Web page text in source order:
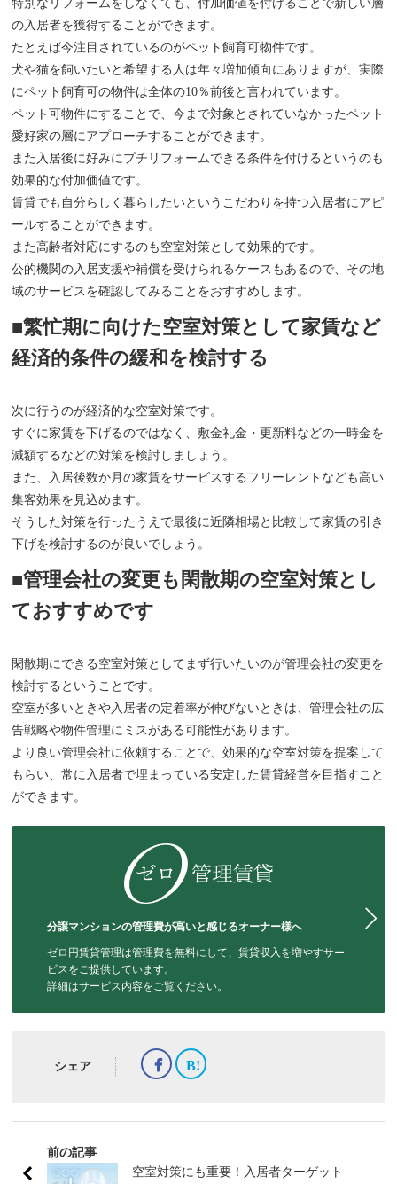
特別なリフォームをしなくても、付加価値を付けることで新しい層
の入居者を獲得することができます。
たとえば今注目されているのがペット飼育可物件です。
犬や猫を飼いたいと希望する人は年々増加傾向にありますが、実際
にペット飼育可の物件は全体の10％前後と言われています。
ペット可物件にすることで、今まで対象とされていなかったペット
愛好家の層にアプローチすることができます。
また入居後に好みにプチリフォームできる条件を付けるというのも
効果的な付加価値です。
賃貸でも自分らしく暮らしたいというこだわりを持つ入居者にアピ
ールすることができます。
また高齢者対応にするのも空室対策として効果的です。
公的機関の入居支援や補償を受けられるケースもあるので、その地
域のサービスを確認してみることをおすすめします。
■繁忙期に向けた空室対策として家賃など
経済的条件の緩和を検討する
次に行うのが経済的な空室対策です。
すぐに家賃を下げるのではなく、敷金礼金・更新料などの一時金を
減額するなどの対策を検討しましょう。
また、入居後数か月の家賃をサービスするフリーレントなども高い
集客効果を見込めます。
そうした対策を行ったうえで最後に近隣相場と比較して家賃の引き
下げを検討するのが良いでしょう。
■管理会社の変更も閑散期の空室対策とし
ておすすめです
閑散期にできる空室対策としてまず行いたいのが管理会社の変更を
検討するということです。
空室が多いときや入居者の定着率が伸びないときは、管理会社の広
告戦略や物件管理にミスがある可能性があります。
より良い管理会社に依頼することで、効果的な空室対策を提案して
もらい、常に入居者で埋まっている安定した賃貸経営を目指すこと
ができます。
分譲マンションの管理費が高いと感じるオーナー様へ
ゼロ円賃貸管理は管理費を無料にして、賃貸収入を増やすサー
ビスをご提供しています。
詳細はサービス内容をご覧ください。
シェア
前の記事
空室対策にも重要！入居者ターゲット